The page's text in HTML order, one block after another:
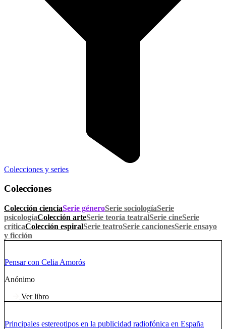
Colecciones y series
Colecciones
Colección cienciaSerie géneroSerie sociologíaSerie
psicologíaColección arteSerie teoría teatralSerie cineSerie
críticaColección espiralSerie teatroSerie cancionesSerie ensayo
y ficción
Pensar con Celia Amorós
Anónimo
Ver libro
Principales estereotipos en la publicidad radiofónica en España